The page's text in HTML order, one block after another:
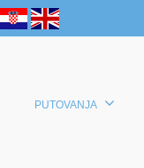
PUTOVANJA